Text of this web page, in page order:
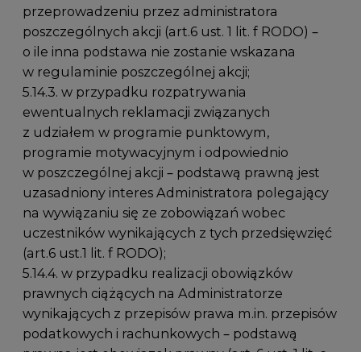
przeprowadzeniu przez administratora
poszczególnych akcji (art.6 ust. 1 lit. f RODO) –
o ile inna podstawa nie zostanie wskazana
w regulaminie poszczególnej akcji;
5.14.3. w przypadku rozpatrywania
ewentualnych reklamacji związanych
z udziałem w programie punktowym,
programie motywacyjnym i odpowiednio
w poszczególnej akcji – podstawą prawną jest
uzasadniony interes Administratora polegający
na wywiązaniu się ze zobowiązań wobec
uczestników wynikających z tych przedsięwzięć
(art.6 ust.1 lit. f RODO);
5.14.4. w przypadku realizacji obowiązków
prawnych ciążących na Administratorze
wynikających z przepisów prawa m.in. przepisów
podatkowych i rachunkowych – podstawą